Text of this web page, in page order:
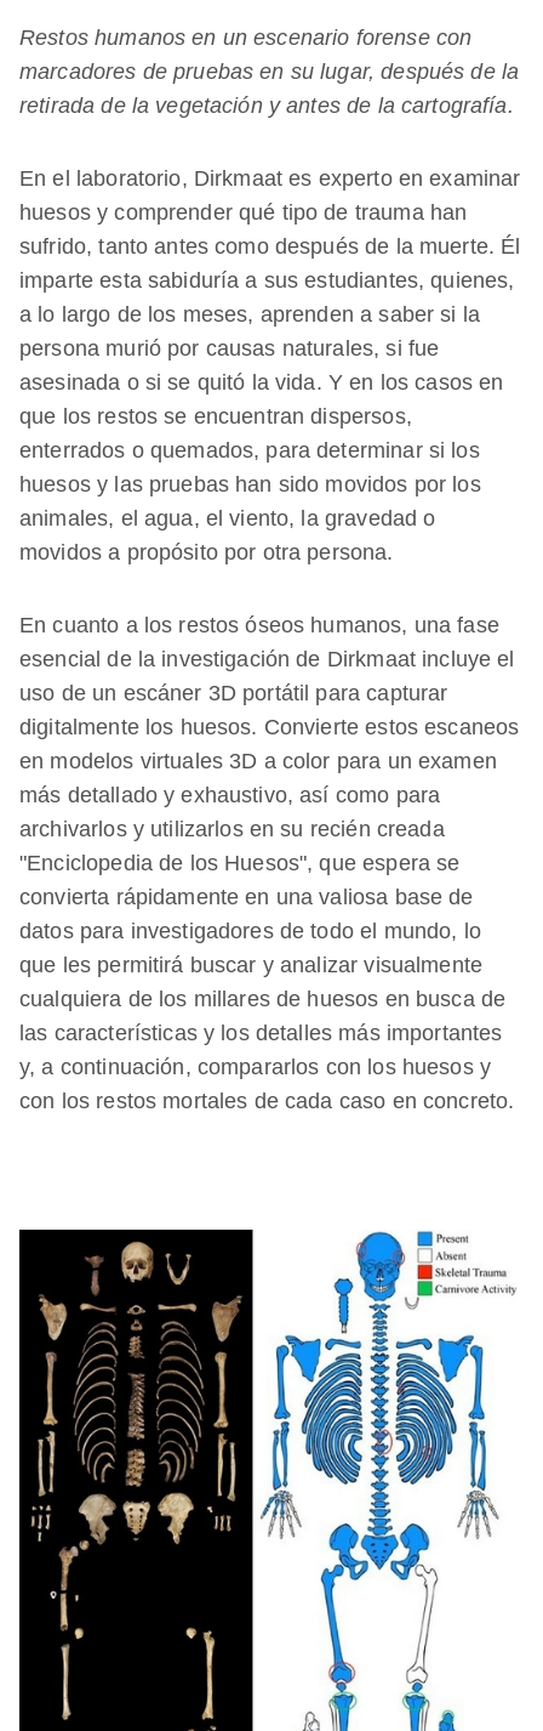
Restos humanos en un escenario forense con
marcadores de pruebas en su lugar, después de la
retirada de la vegetación y antes de la cartografía.
En el laboratorio, Dirkmaat es experto en examinar
huesos y comprender qué tipo de trauma han
sufrido, tanto antes como después de la muerte. Él
imparte esta sabiduría a sus estudiantes, quienes,
a lo largo de los meses, aprenden a saber si la
persona murió por causas naturales, si fue
asesinada o si se quitó la vida. Y en los casos en
que los restos se encuentran dispersos,
enterrados o quemados, para determinar si los
huesos y las pruebas han sido movidos por los
animales, el agua, el viento, la gravedad o
movidos a propósito por otra persona.
En cuanto a los restos óseos humanos, una fase
esencial de la investigación de Dirkmaat incluye el
uso de un escáner 3D portátil para capturar
digitalmente los huesos. Convierte estos escaneos
en modelos virtuales 3D a color para un examen
más detallado y exhaustivo, así como para
archivarlos y utilizarlos en su recién creada
"Enciclopedia de los Huesos", que espera se
convierta rápidamente en una valiosa base de
datos para investigadores de todo el mundo, lo
que les permitirá buscar y analizar visualmente
cualquiera de los millares de huesos en busca de
las características y los detalles más importantes
y, a continuación, compararlos con los huesos y
con los restos mortales de cada caso en concreto.